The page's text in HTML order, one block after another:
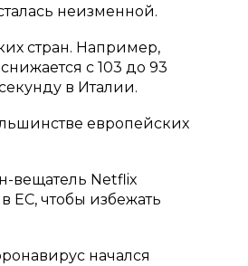
неизменной.
стран. Например,
с 103 до 93
в Италии.
европейских
вещатель Netflix
ЕС, чтобы избежать
начался